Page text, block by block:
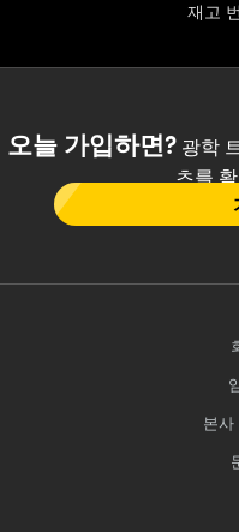
재고
오늘 가입하면?광학
츠를
본사